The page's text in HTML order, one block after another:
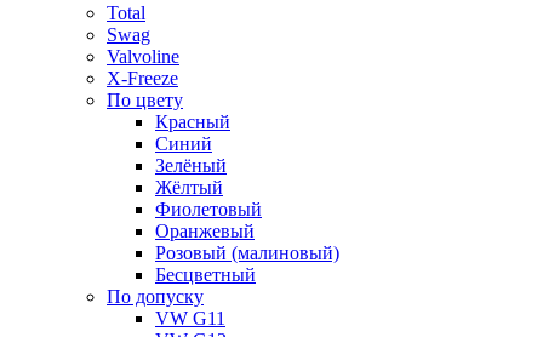
Total
Swag
Valvoline
X-Freeze
По цвету
Красный
Синий
Зелёный
Жёлтый
Фиолетовый
Оранжевый
Розовый (малиновый)
Бесцветный
По допуску
VW G11